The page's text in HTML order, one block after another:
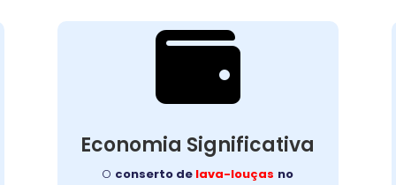

Economia Significativa
O conserto de lava-louças no
Custo-Benefício
Garantido
equipamento é simples e rápido. O